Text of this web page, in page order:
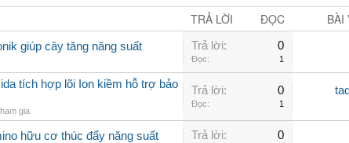
TRẢ LỜI ĐỌC BÀI
giúp cây tăng năng suất Trả lời: 0
Đọc: 1
tích hợp lõi Ion kiềm hỗ trợ bảo
gia
Trả lời: 0
Đọc: 1
hữu cơ thúc đẩy năng suất Trả lời: 0